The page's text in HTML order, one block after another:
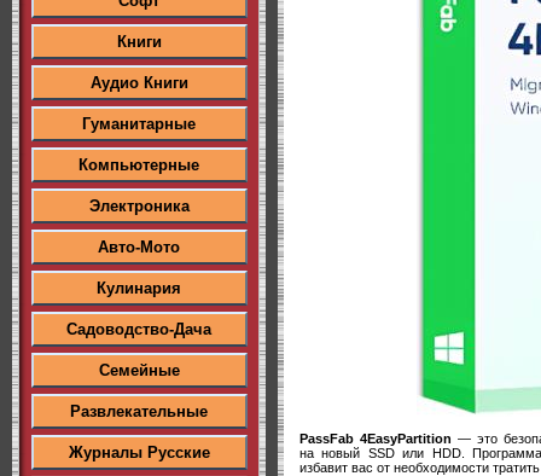
Книги
Аудио Книги
Гуманитарные
Компьютерные
Электроника
Авто-Мото
Кулинария
Садоводство-Дача
Семейные
Развлекательные
Журналы Русские
PassFab 4EasyPartition — это
на новый SSD или HDD.
избавит вас от необходимости